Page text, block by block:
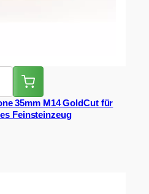
35mm M14 GoldCut für
Feinsteinzeug